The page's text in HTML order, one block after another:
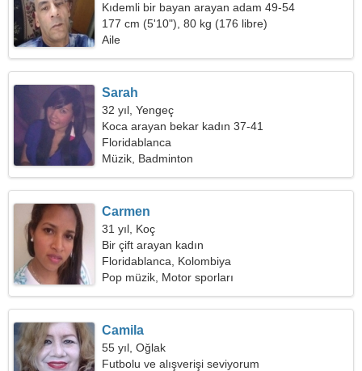
Kıdemli bir bayan arayan adam 49-54
177 cm (5'10"), 80 kg (176 libre)
Aile
Sarah
32 yıl, Yengeç
Koca arayan bekar kadın 37-41
Floridablanca
Müzik, Badminton
Carmen
31 yıl, Koç
Bir çift arayan kadın
Floridablanca, Kolombiya
Pop müzik, Motor sporları
Camila
55 yıl, Oğlak
Futbolu ve alışverişi seviyorum